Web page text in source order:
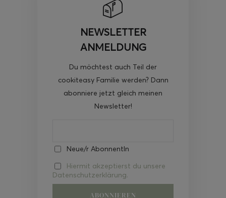
NEWSLETTER
ANMELDUNG
Du möchtest auch Teil der
cookiteasy Familie werden? Dann
abonniere jetzt gleich meinen
Newsletter!
Neue/r AbonnentIn
Hiermit akzeptierst du unsere
Datenschutzerklärung.